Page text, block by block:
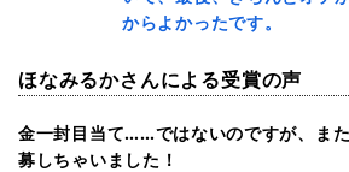
からよかったです。
ほなみるかさんによる受賞の声
金一封目当て……ではないのですが、ま
募しちゃいました！